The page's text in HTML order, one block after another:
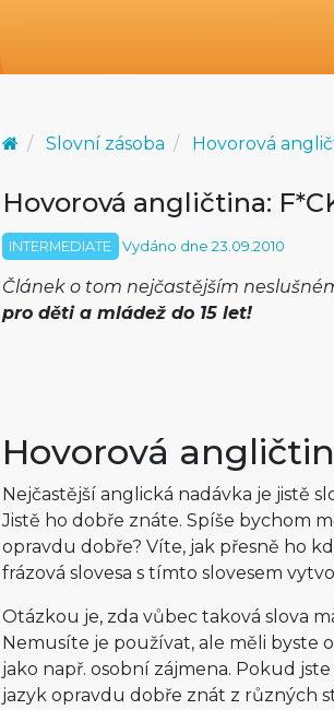
Slovní zásoba Hovorová
Hovorová angličtina:
INTERMEDIATE Vydáno dne 23.09.2010
Článek o tom nejčastějším
pro děti a mládež do 15 let!
Hovorová
Nejčastější anglická nadávka je jistě
Jistě ho dobře znáte. Spíše bychom
opravdu dobře? Víte, jak přesně ho
frázová slovesa s tímto slovesem
Otázkou je, zda vůbec taková slova
Nemusíte je používat, ale měli byste
jako např. osobní zájmena. Pokud
jazyk opravdu dobře znát z různých